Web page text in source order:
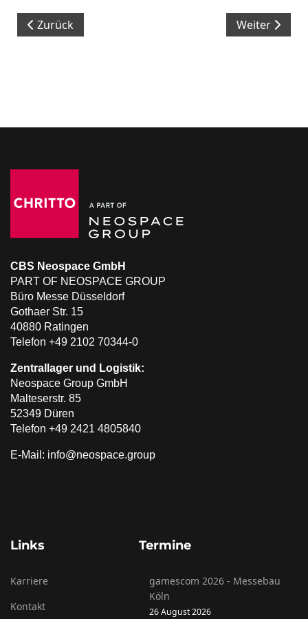
Vorheriger Beitrag: FEIMEC 2026 in São Paulo
Zurück Nächster
Weiter
CBS Neospace GmbH
PART OF NEOSPACE GROUP
Büro Messe Düsseldorf
Gothaer Str. 15
40880 Ratingen
Telefon +49 2102 70344-0
Zentrallager und Logistik:
Neospace Group GmbH
Malteserstr. 85
52349 Düren
Telefon +49 2421 4805840
E-Mail: info@neospace.group
Links
Karriere
Kontakt
Termine
gamescom 2026 - Messebau
Köln
26 August 2026